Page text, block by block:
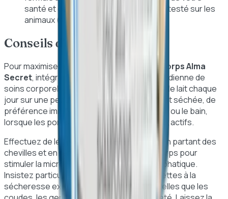
santé et de la biodiversité, garanti non testé sur les
animaux (cruelty-free).
Conseils d'utilisation
Pour maximiser les bienfaits de votre
Lait Corps Alma
Secret, intégrez-le dans votre routine quotidienne de
soins corporels. Appliquez généreusement le lait chaque
jour sur une peau préalablement nettoyée et séchée, de
préférence immédiatement après la douche ou le bain,
lorsque les pores sont encore réceptifs aux actifs.
Effectuez de légers massages circulaires en partant des
chevilles et en remontant vers le haut du corps pour
stimuler la microcirculation sanguine et lymphatique.
Insistez particulièrement sur les zones sujettes à la
sécheresse extrême ou au relâchement, telles que les